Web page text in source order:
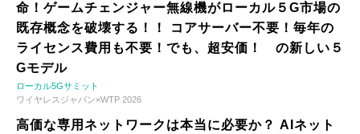
命！ゲームチェンジャー無線機がローカル５G市場の
既存概念を破壊する！！ コアサーバー不要！毎年の
ライセンス費用も不要！でも、超安価！ の新しい５
Gモデル
ローカル5Gサミット
ワイヤレスジャパン×WTP 2026
高価な専用ネットワークは本当に必要か？ AIネット